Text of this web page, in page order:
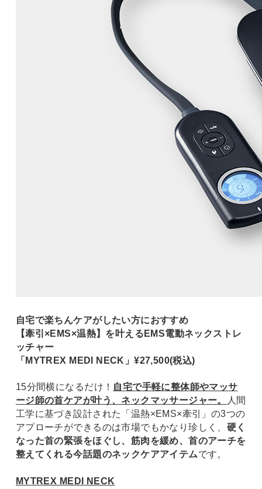
自宅で楽ちんケアがしたい方におすすめ
【牽引×EMS×温熱】を叶えるEMS電動ネックストレ
ッチャー
「MYTREX MEDI NECK」¥27,500(税込)
15分間横になるだけ！ 自宅で手軽に整体師やマッサ
ージ師の首ケアが叶う、ネックマッサージャー。
人間
工学に基づき設計された「温熱×EMS×牽引」の3つの
アプローチができるのは市場でもかなり珍しく、 硬く
なった首の緊張をほぐし、筋肉を緩め、首のアーチを
整えてくれる今話題のネックケアアイテムです。
MYTREX MEDI NECK